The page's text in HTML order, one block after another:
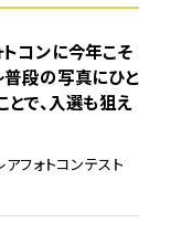
コンに今年こそ
普段の写真にひと
で、入選も狙え
アフォトコンテスト